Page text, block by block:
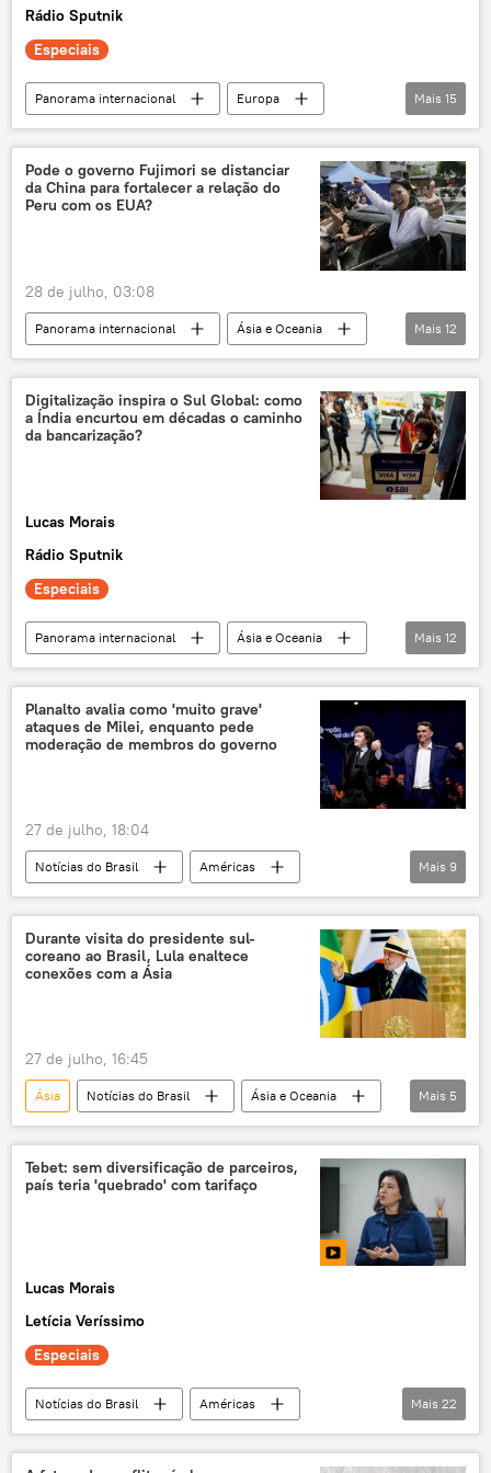
Rádio Sputnik
Especiais
Panorama internacional
Europa
Mundo
Donald Trump
Keir Starmer
Reino Unido
Estados Unidos
Washington
Partido Trabalhista
crise econômica
exclusiva
Irlanda do Norte Escócia
Mais 15
Pode o governo Fujimori se distanciar
da China para fortalecer a relação do
Peru com os EUA?
28 de julho, 03:08
Panorama internacional
Ásia e Oceania
Américas
Keiko Fujimori
Donald Trump
Benigno Aquino
Peru
China
Washington
Associação de Nações do Sudeste Asiático (ASEAN)
exportações
Ministério das Relações Exteriores
Mais 12
Digitalização inspira o Sul Global: como
a Índia encurtou em décadas o caminho
da bancarização?
Lucas Morais
Rádio Sputnik
Especiais
Panorama internacional
Ásia e Oceania
Economia
Mundo
Narendra Modi
Índia
Sul Global
Brasil
sistema financeiro
bancos
Pix
Mais 12
Planalto avalia como 'muito grave'
ataques de Milei, enquanto pede
moderação de membros do governo
27 de julho, 18:04
Notícias do Brasil
Américas
Javier Milei
Alexandre de Moraes
Mauro Vieira
Argentina
Brasil
São Paulo
Supremo Tribunal Federal (STF)
Mais 9
Durante visita do presidente sul-
coreano ao Brasil, Lula enaltece
conexões com a Ásia
27 de julho, 16:45
Ásia Notícias do Brasil
Ásia e Oceania
Luiz Inácio Lula da Silva
Janja da Silva
Brasil
Brasília Américas
Mais 5
Tebet: sem diversificação de parceiros,
país teria 'quebrado' com tarifaço
Lucas Morais
Letícia Veríssimo
Especiais
Notícias do Brasil
Américas
Simone Tebet
China
Estados Unidos
Brasil
Mercosul
Mais 22